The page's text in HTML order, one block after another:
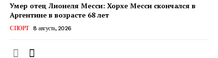
ПОДПИСАТЬСЯ СЕЙЧАС
Умер отец Лионеля Месси: Хорхе Месси скончался в
Аргентине в возрасте 68 лет
СПОРТ 8 августа, 2026